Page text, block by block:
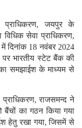
प्राधिकरण, जयपुर के
विधिक सेवा प्राधिकरण,
में दिनांक 18 नवंबर 2024
भारतीय स्टेट बैंक की
समझाईश के माध्यम से
राजसमन्द ने
बैंचों का गठन किया गया
हेतु रखा गया, जिसमें से